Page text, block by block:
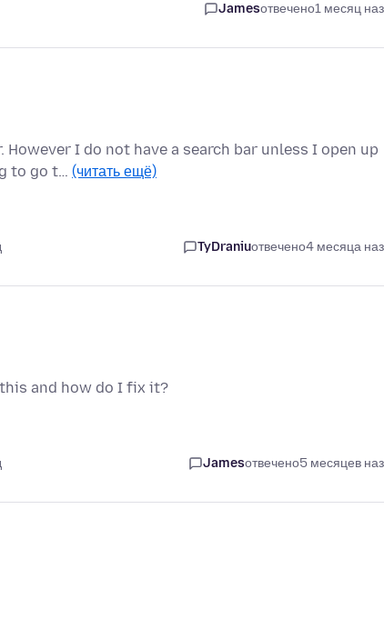
Jamesотвечено1 месяц
I do not have a search bar unless I open up
to go t… (читать ещё)
TyDraniuотвечено4 месяца
this and how do I fix it?
Jamesотвечено5 месяцев